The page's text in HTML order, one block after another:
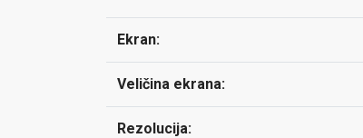
Ekran:
Veličina ekrana:
Rezolucija: